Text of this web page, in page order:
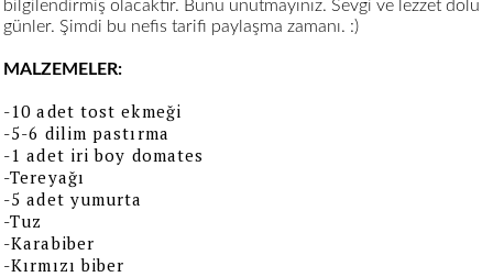
bilgilendirmiş olacaktır. Bunu unutmayınız. Sevgi ve lezzet dolu
günler. Şimdi bu nefis tarifi paylaşma zamanı. :)
MALZEMELER:
-10 adet tost ekmeği
-5-6 dilim pastırma
-1 adet iri boy domates
-Tereyağı
-5 adet yumurta
-Tuz
-Karabiber
-Kırmızı biber